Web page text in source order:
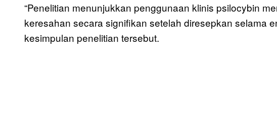
“Penelitian menunjukkan penggunaan klinis psilocybin
keresahan secara signifikan setelah diresepkan selama
kesimpulan penelitian tersebut.